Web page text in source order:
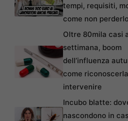
tempi, requisiti,
come non perderlo
Oltre 80mila casi
settimana, boom
dell’influenza
come
intervenire
Incubo blatte:
nascondono in